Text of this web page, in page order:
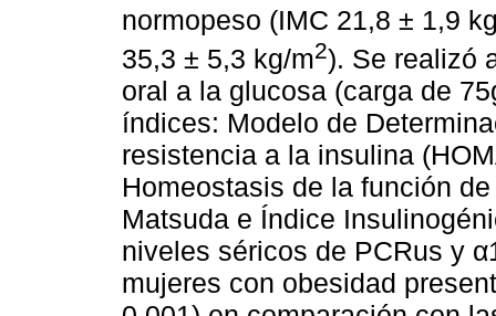
normopeso (IMC 21,8 ± 1,9
35,3 ± 5,3 kg/m2). Se realizó
oral a la glucosa (carga de
índices: Modelo de
resistencia a la insulina
Homeostasis de la función
Matsuda e Índice
niveles séricos de PCRus y
mujeres con obesidad